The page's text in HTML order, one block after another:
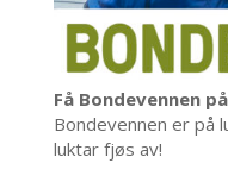
Få Bondevennen
Bondevennen er på
luktar fjøs av!